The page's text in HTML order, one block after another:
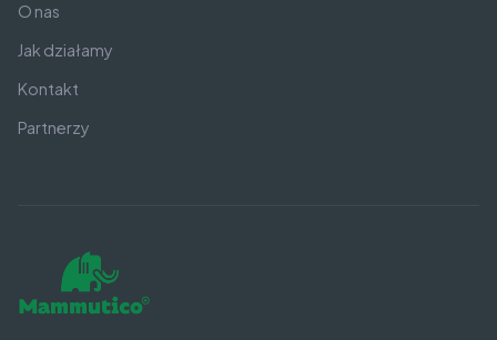
O nas
Jak działamy
Kontakt
Partnerzy